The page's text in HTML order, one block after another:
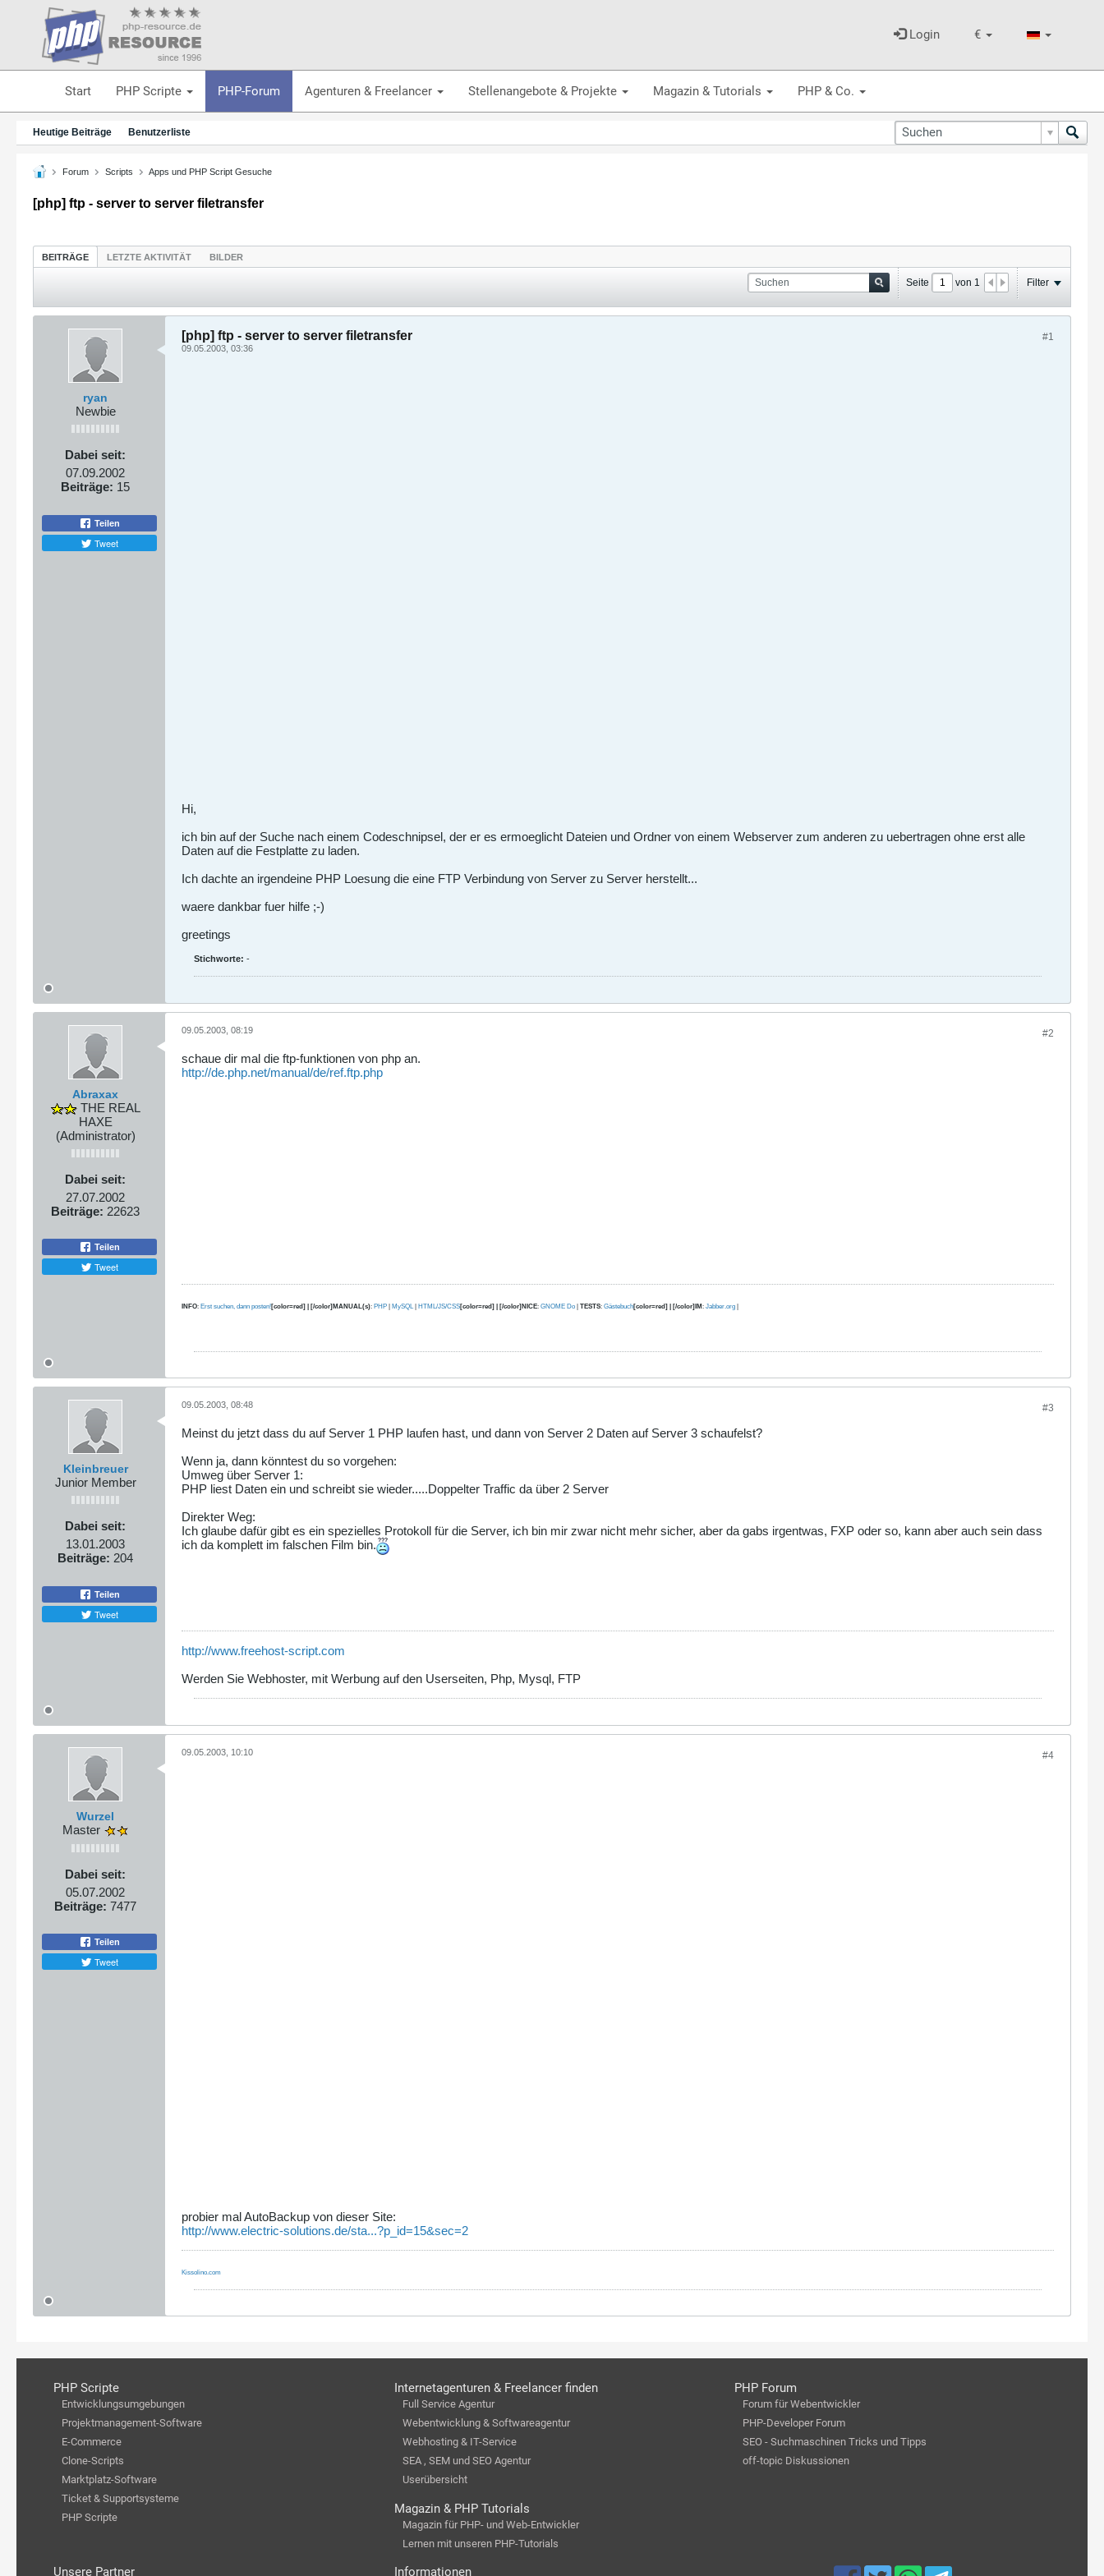
€
Login
Start PHP Scripte PHP-Forum Agenturen & Freelancer Stellenangebote & Projekte Magazin & Tutorials PHP & Co.
Heutige Beiträge Benutzerliste
Forum Scripts Apps und PHP Script Gesuche
[php] ftp - server to server filetransfer
BEITRÄGE LETZTE AKTIVITÄT BILDER
Seite von 1 Filter
ryan
Newbie
Dabei seit:
07.09.2002
Beiträge: 15
Teilen
Tweet
#1
[php] ftp - server to server filetransfer
09.05.2003, 03:36
Hi,
ich bin auf der Suche nach einem Codeschnipsel, der er es ermoeglicht Dateien und Ordner von einem Webserver zum anderen zu uebertragen ohne erst alle
Daten auf die Festplatte zu laden.
Ich dachte an irgendeine PHP Loesung die eine FTP Verbindung von Server zu Server herstellt...
waere dankbar fuer hilfe ;-)
greetings
Stichworte: -
Abraxax
THE REAL
HAXE
(Administrator)
Dabei seit:
27.07.2002
Beiträge: 22623
Teilen
Tweet
#2
09.05.2003, 08:19
schaue dir mal die ftp-funktionen von php an.
http://de.php.net/manual/de/ref.ftp.php
INFO: Erst suchen, dann posten![color=red] | [/color]MANUAL(s): PHP | MySQL | HTML/JS/CSS[color=red] | [/color]NICE: GNOME Do | TESTS: Gästebuch[color=red] | [/color]IM: Jabber.org |
Kleinbreuer
Junior Member
Dabei seit:
13.01.2003
Beiträge: 204
Teilen
Tweet
#3
09.05.2003, 08:48
Meinst du jetzt dass du auf Server 1 PHP laufen hast, und dann von Server 2 Daten auf Server 3 schaufelst?
Wenn ja, dann könntest du so vorgehen:
Umweg über Server 1:
PHP liest Daten ein und schreibt sie wieder.....Doppelter Traffic da über 2 Server
Direkter Weg:
Ich glaube dafür gibt es ein spezielles Protokoll für die Server, ich bin mir zwar nicht mehr sicher, aber da gabs irgentwas, FXP oder so, kann aber auch sein dass
ich da komplett im falschen Film bin.
http://www.freehost-script.com
Werden Sie Webhoster, mit Werbung auf den Userseiten, Php, Mysql, FTP
Wurzel
Master
Dabei seit:
05.07.2002
Beiträge: 7477
Teilen
Tweet
#4
09.05.2003, 10:10
probier mal AutoBackup von dieser Site:
http://www.electric-solutions.de/sta...?p_id=15&sec=2
Kissolino.com
PHP Scripte
Entwicklungsumgebungen
Projektmanagement-Software
E-Commerce
Clone-Scripts
Marktplatz-Software
Ticket & Supportsysteme
PHP Scripte
Internetagenturen & Freelancer finden
Full Service Agentur
Webentwicklung & Softwareagentur
Webhosting & IT-Service
SEA , SEM und SEO Agentur
Userübersicht
Magazin & PHP Tutorials
Magazin für PHP- und Web-Entwickler
Lernen mit unseren PHP-Tutorials
PHP Forum
Forum für Webentwickler
PHP-Developer Forum
SEO - Suchmaschinen Tricks und Tipps
off-topic Diskussionen
Unsere Partner Informationen